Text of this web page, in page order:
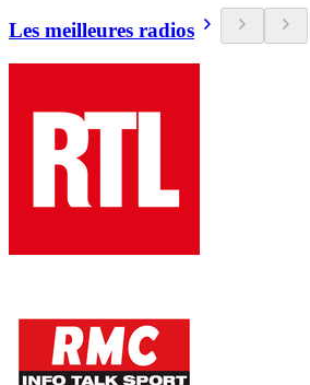
Les meilleures radios